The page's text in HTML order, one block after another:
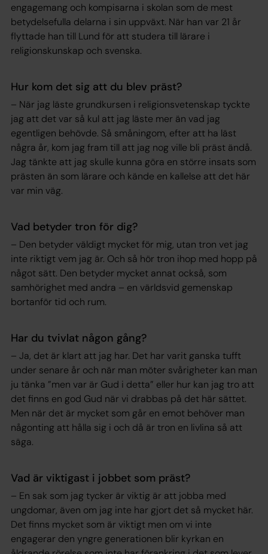
engagemang och kompisarna i skolan som de mest
betydelsefulla delarna i sin uppväxt. När han var 21 år
flyttade han till Lund för att studera till lärare i
religionskunskap och svenska.
Hur kom det sig att du blev präst?
– När jag läste grundkursen i religionsvetenskap tyckte
jag att det var så kul att jag läste mer än vad jag
egentligen behövde. Så småningom, efter att ha läst
några år, kom jag fram till att jag nog ville bli präst ändå.
Jag tänkte att jag skulle kunna göra en större insats som
prästen än som lärare och kände en kallelse att det här
var min väg.
Vad betyder tron för dig?
– Den betyder väldigt mycket för mig, utan tron vet jag
inte riktigt vem jag är. Och så hör tron ihop med hopp på
något sätt. Den betyder mycket annat också, som
samhörighet med andra – en världsvid gemenskap
bortanför tid och rum.
Har du tvivlat någon gång?
– Ja, det är klart att jag har. Det har varit ganska tufft
under senare år och när man möter svårigheter kan man
ju tänka ”men var är Gud i detta” eller hur kan jag tro att
det finns en god Gud när vi drabbas på det här sättet.
Men när det är mycket som går en emot behöver man
någonting att hålla sig i och då är tron en livlina så att
säga.
Vad är viktigast i jobbet som präst?
– En sak som jag tycker är viktig är att jobba med
ungdomar, även om jag inte har gjort det så mycket här.
Det finns mycket som är viktigt men om vi inte
engagerar den yngre generationen blir kyrkan en